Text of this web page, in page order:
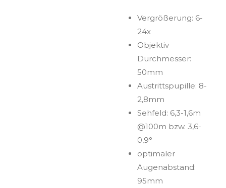
Vergrößerung: 6-
24x
Objektiv
Durchmesser:
50mm
Austrittspupille: 8-
2,8mm
Sehfeld: 6,3-1,6m
@100m bzw. 3,6-
0,9°
optimaler
Augenabstand:
95mm